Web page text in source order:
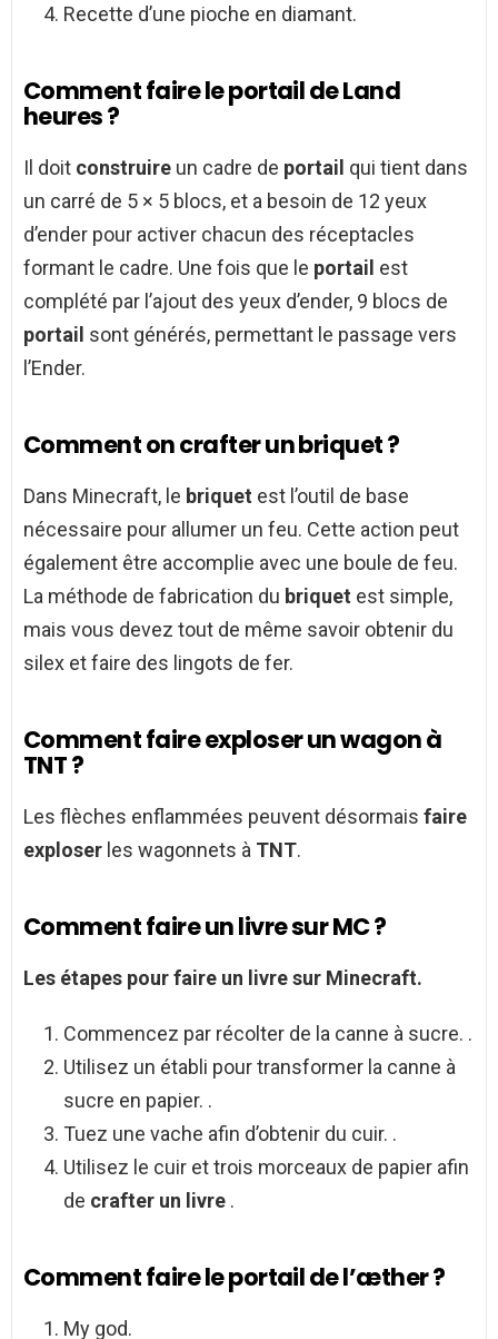
Recette d’une pioche en diamant.
Comment faire le portail de Land
heures ?
Il doit construire un cadre de portail qui tient dans
un carré de 5 × 5 blocs, et a besoin de 12 yeux
d’ender pour activer chacun des réceptacles
formant le cadre. Une fois que le portail est
complété par l’ajout des yeux d’ender, 9 blocs de
portail sont générés, permettant le passage vers
l’Ender.
Comment on crafter un briquet ?
Dans Minecraft, le briquet est l’outil de base
nécessaire pour allumer un feu. Cette action peut
également être accomplie avec une boule de feu.
La méthode de fabrication du briquet est simple,
mais vous devez tout de même savoir obtenir du
silex et faire des lingots de fer.
Comment faire exploser un wagon à
TNT ?
Les flèches enflammées peuvent désormais faire
exploser les wagonnets à TNT.
Comment faire un livre sur MC ?
Les étapes pour faire un livresur Minecraft.
Commencez par récolter de la canne à sucre. .
Utilisez un établi pour transformer la canne à
sucre en papier. .
Tuez une vache afin d’obtenir du cuir. .
Utilisez le cuir et trois morceaux de papier afin
de crafter un livre .
Comment faire le portail de l’æther ?
My god.